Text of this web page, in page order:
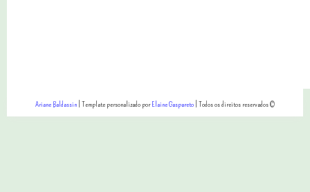
Ariane Baldassin| Template personalizado porElaine Gaspareto| Todos os direitos reservados ©